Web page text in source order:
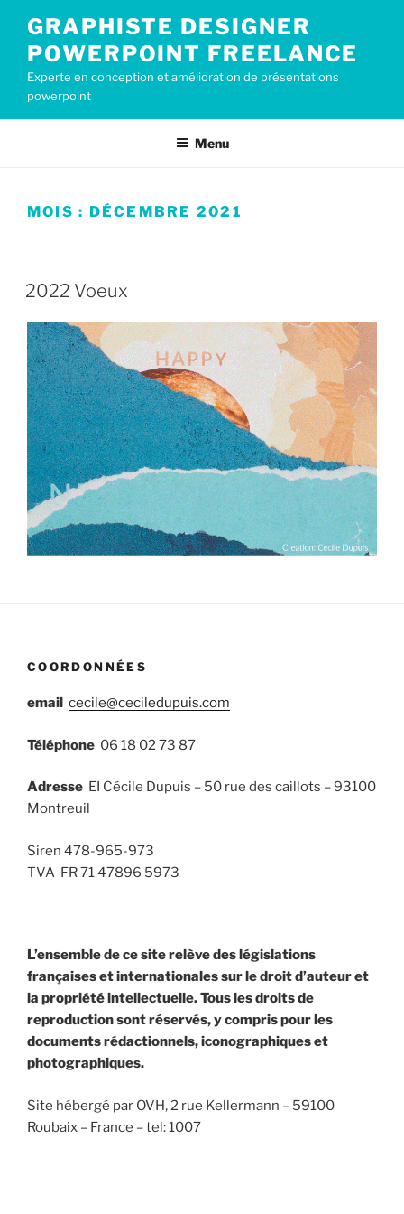
contenu
principal
GRAPHISTE DESIGNER
POWERPOINT FREELANCE
Experte en conception et amélioration de présentations
powerpoint
Menu
MOIS : DÉCEMBRE 2021
LE
2022 Voeux
COORDONNÉES
email cecile@ceciledupuis.com
Téléphone 06 18 02 73 87
Adresse EI Cécile Dupuis – 50 rue des caillots – 93100
Montreuil
Siren 478-965-973
TVA FR 71 47896 5973
L’ensemble de ce site relève des législations
françaises et internationales sur le droit d’auteur et
la propriété intellectuelle. Tous les droits de
reproduction sont réservés, y compris pour les
documents rédactionnels, iconographiques et
photographiques.
Site hébergé par OVH, 2 rue Kellermann – 59100
Roubaix – France – tel: 1007